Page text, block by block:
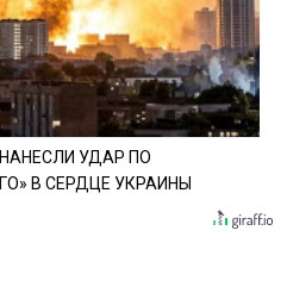
УДАР ПО
В СЕРДЦЕ УКРАИНЫ